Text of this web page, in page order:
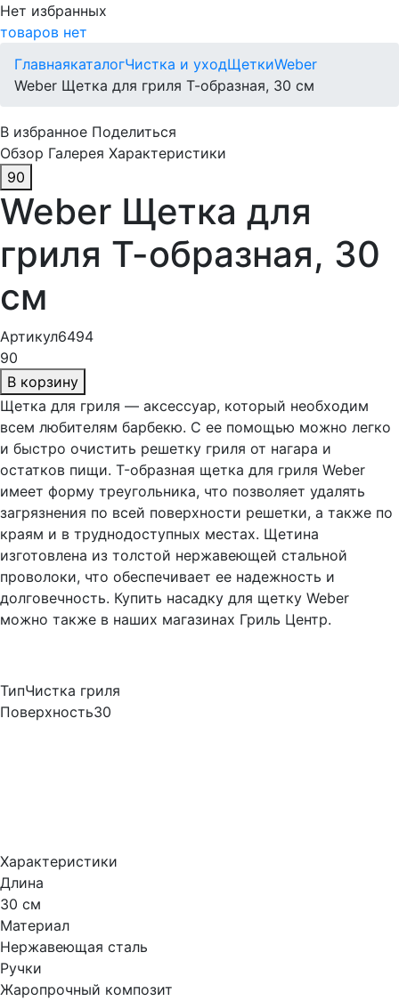
Нет избранных
товаров нет
ГлавнаякаталогЧистка и уходЩеткиWeber
Weber Щетка для гриля Т-образная, 30 см
В избранное Поделиться
Обзор Галерея Характеристики
90
Weber Щетка для
гриля Т-образная, 30
см
Артикул6494
90
В корзину
Щетка для гриля — аксессуар, который необходим
всем любителям барбекю. С ее помощью можно легко
и быстро очистить решетку гриля от нагара и
остатков пищи. T-образная щетка для гриля Weber
имеет форму треугольника, что позволяет удалять
загрязнения по всей поверхности решетки, а также по
краям и в труднодоступных местах. Щетина
изготовлена из толстой нержавеющей стальной
проволоки, что обеспечивает ее надежность и
долговечность. Купить насадку для щетку Weber
можно также в наших магазинах Гриль Центр.
ТипЧистка гриля
Поверхность30
Характеристики
Длина
30 см
Материал
Нержавеющая сталь
Ручки
Жаропрочный композит